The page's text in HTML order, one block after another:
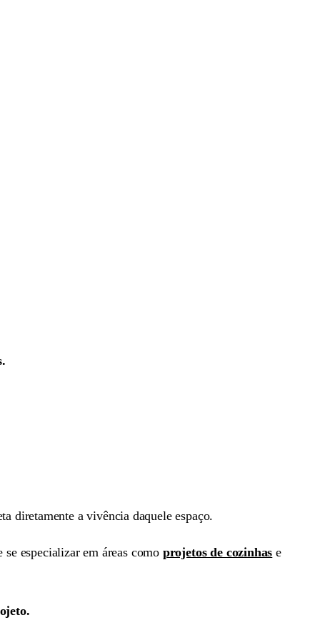
diretamente a vivência daquele espaço.
especializar em áreas como projetos de cozinhas e